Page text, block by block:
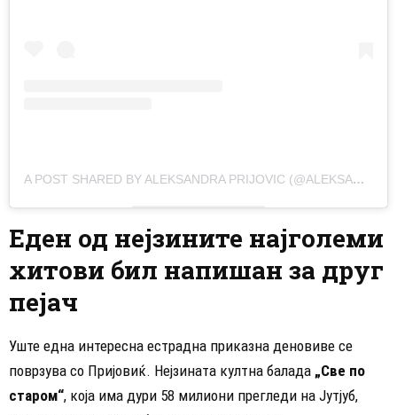
A POST SHARED BY ALEKSANDRA PRIJOVIC (@ALEKSANDRAPRIJOVIC)
Еден од нејзините најголеми
хитови бил напишан за друг
пејач
Уште една интересна естрадна приказна деновиве се
поврзува со Пријовиќ. Нејзината култна балада „Све по
старом“, која има дури 58 милиони прегледи на Јутјуб,